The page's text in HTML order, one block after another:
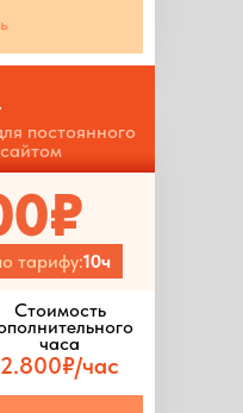
постоянного
тарифу:10ч
Стоимость
часа
2.800₽/час